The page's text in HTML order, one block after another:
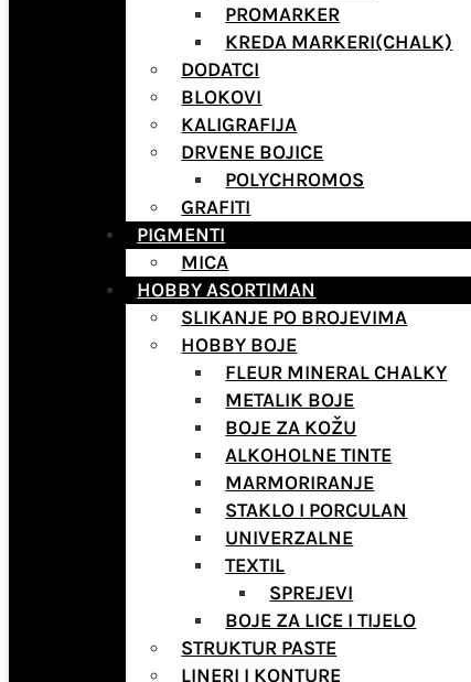
PROMARKER
KREDA MARKERI(CHALK)
DODATCI
BLOKOVI
KALIGRAFIJA
DRVENE BOJICE
POLYCHROMOS
GRAFITI
PIGMENTI
MICA
HOBBY ASORTIMAN
SLIKANJE PO BROJEVIMA
HOBBY BOJE
FLEUR MINERAL CHALKY
METALIK BOJE
BOJE ZA KOŽU
ALKOHOLNE TINTE
MARMORIRANJE
STAKLO I PORCULAN
UNIVERZALNE
TEXTIL
SPREJEVI
BOJE ZA LICE I TIJELO
STRUKTUR PASTE
LINERI I KONTURE